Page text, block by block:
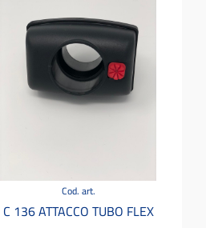
Cod. art.
C 136 ATTACCO TUBO FLEX